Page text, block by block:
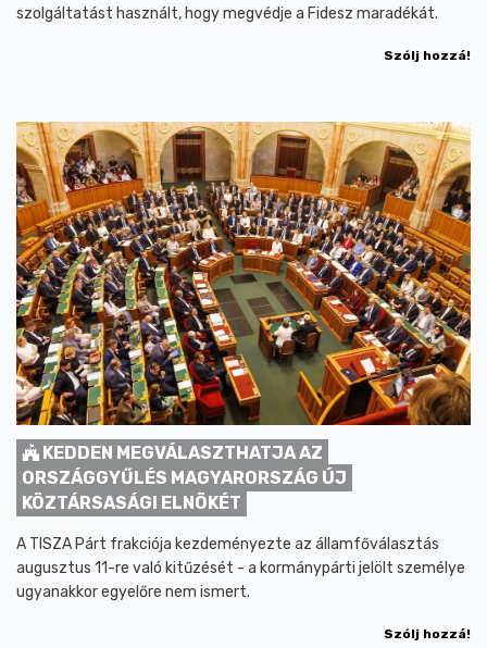
szolgáltatást használt, hogy megvédje a Fidesz maradékát.
Szólj hozzá!
KEDDEN MEGVÁLASZTHATJA AZ
ORSZÁGGYŰLÉS MAGYARORSZÁG ÚJ
KÖZTÁRSASÁGI ELNÖKÉT
A TISZA Párt frakciója kezdeményezte az államfőválasztás
augusztus 11-re való kitűzését - a kormánypárti jelölt személye
ugyanakkor egyelőre nem ismert.
Szólj hozzá!